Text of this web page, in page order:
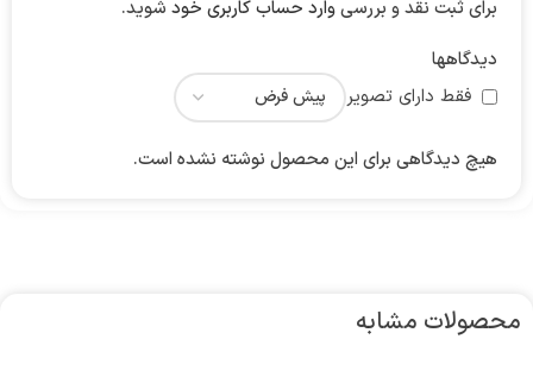
دیدگاهها
فقط دارای تصویر
هیچ دیدگاهی برای این محصول نوشته نشده است.
برای ثبت نقد و بررسیوارد حساب کاربری خود شوید.
محصولات مشابه